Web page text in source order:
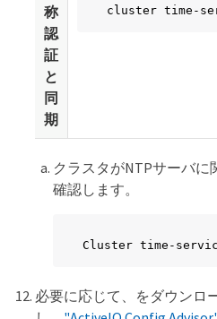
称
認
証
と
同
期
cluster time-
クラスタがNTPサーバ
確認します。
Cluster time-
必要に応じて、をダウンロ